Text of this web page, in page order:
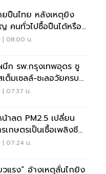
ยปืนไทย หลังเหตุยิง
คนทั่วไปซื้อปืนได้หรือ
| 08:00 น.
นึก รพ.กรุงเทพอุดร ชู
ต็มเซลล์-ชะลอวัยครบ
| 07:37 น.
าลด PM2.5 เปลี่ยน
เกษตรเป็นเชื้อเพลิงชีว
| 07:24 น.
วแรง“ อ้างเหตุลั่นไกยิง